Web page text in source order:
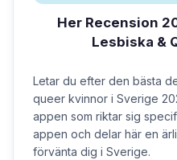
Her Recension
Lesbiska &
Letar du efter den bästa
queer kvinnor i Sverige
appen som riktar sig
appen och delar här en
förvänta dig i Sverige.